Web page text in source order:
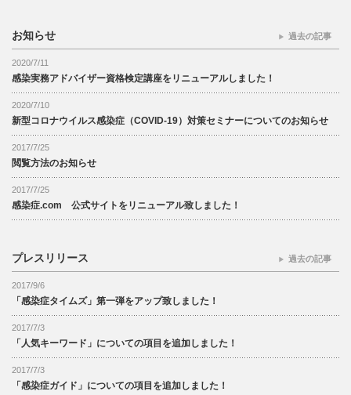
お知らせ
2020/7/11
感染実務アドバイザー資格検定講座をリニューアルしました！
2020/7/10
新型コロナウイルス感染症（COVID-19）対策セミナーについてのお知らせ
2017/7/25
閲覧方法のお知らせ
2017/7/25
感染症.com 公式サイトをリニューアル致しました！
過去の記事
プレスリリース
2017/9/6
「感染症タイムズ」第一弾をアップ致しました！
2017/7/3
「人気キーワード」についての項目を追加しました！
2017/7/3
「感染症ガイド」についての項目を追加しました！
過去の記事